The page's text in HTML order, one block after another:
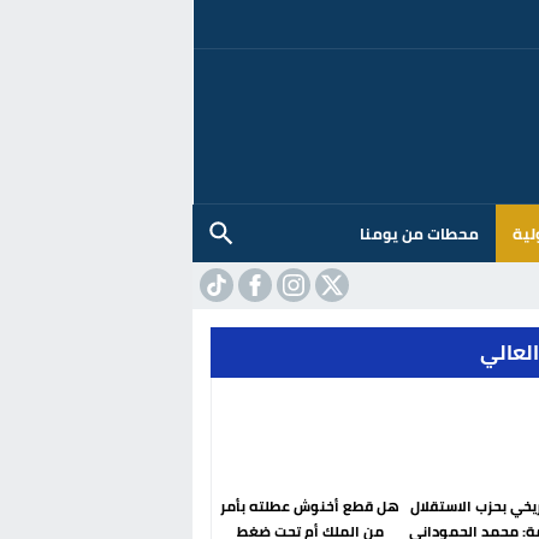
محطات من يومنا
بحزب الاستقلال
محمد الحموداني
هل قطع أخنوش عطلته بأمر
من الملك أم تحت ضغط